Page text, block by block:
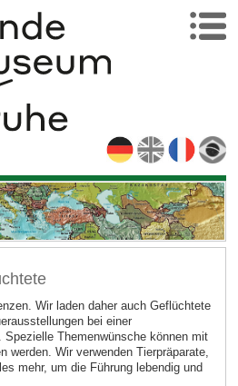
Wir laden daher auch Geflüchtete
bei einer
Spezielle Themenwünsche können mit
werden. Wir verwenden Tierpräparate,
mehr, um die Führung lebendig und